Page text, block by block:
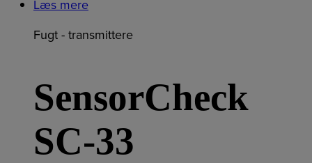
Læs mere
Fugt - transmittere
SensorCheck
SC-33